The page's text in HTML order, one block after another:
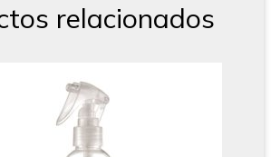
relacionados